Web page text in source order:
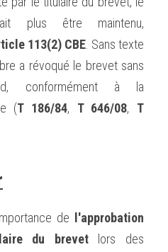
plus être maintenu,
113(2) CBE . Sans texte
a révoqué le brevet sans
conformément à la
(T 186/84, T 646/08, T
de
l'approbation
du brevet lors des